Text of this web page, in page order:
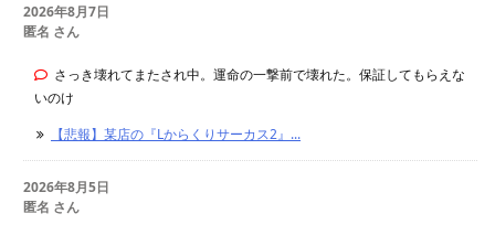
2026年8月7日
匿名 さん
さっき壊れてまたされ中。運命の一撃前で壊れた。保証してもらえな
いのけ
【悲報】某店の『Lからくりサーカス2』...
2026年8月5日
匿名 さん